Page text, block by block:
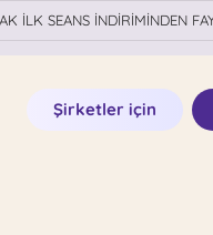
İLK SEANS İNDİRİMİNDEN
Şirketler için